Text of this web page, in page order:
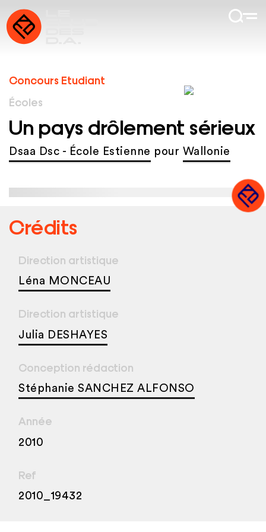
Concours Etudiant
Écoles
Un pays drôlement sérieux
Dsaa Dsc - École Estienne pour Wallonie
Crédits
Direction artistique
Léna MONCEAU
Direction artistique
Julia DESHAYES
Conception rédaction
Stéphanie SANCHEZ ALFONSO
Année
2010
Ref
2010_19432